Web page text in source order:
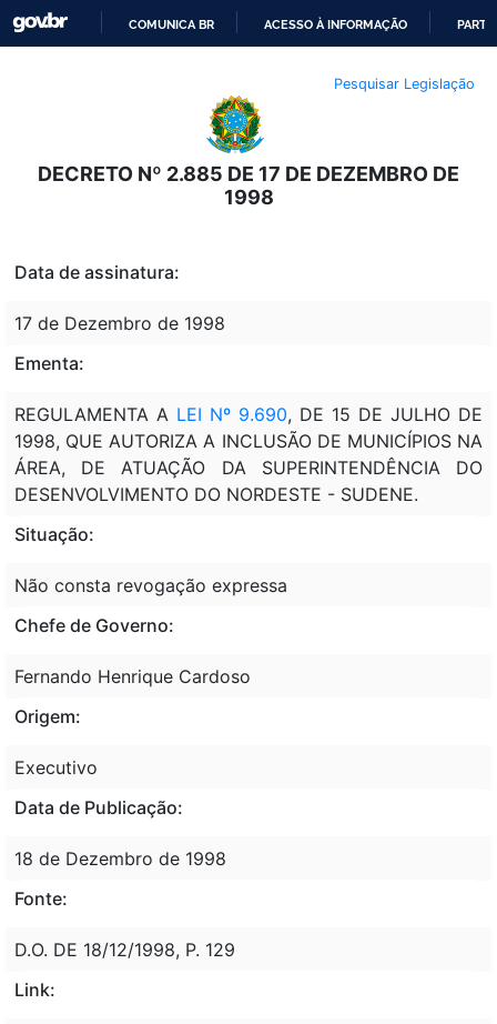
O
CONTEÚDO
COMUNICA BR ACESSO À INFORMAÇÃO
Pesquisar Legislação
DECRETO Nº 2.885 DE 17 DE DEZEMBRO DE
1998
Data de assinatura:
17 de Dezembro de 1998
Ementa:
REGULAMENTA A LEI Nº 9.690, DE 15 DE JULHO DE
1998, QUE AUTORIZA A INCLUSÃO DE MUNICÍPIOS NA
ÁREA, DE ATUAÇÃO DA SUPERINTENDÊNCIA DO
DESENVOLVIMENTO DO NORDESTE - SUDENE.
Situação:
Não consta revogação expressa
Chefe de Governo:
Fernando Henrique Cardoso
Origem:
Executivo
Data de Publicação:
18 de Dezembro de 1998
Fonte:
D.O. DE 18/12/1998, P. 129
Link: